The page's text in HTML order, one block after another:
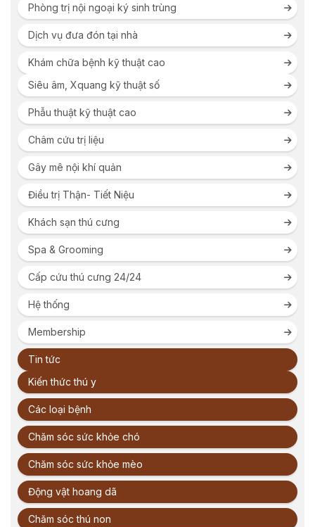
Phòng trị nội ngoại ký sinh trùng
Dịch vụ đưa đón tại nhà
Khám chữa bệnh kỹ thuật cao
Siêu âm, Xquang kỹ thuật số
Phẫu thuật kỹ thuật cao
Châm cứu trị liệu
Gây mê nội khí quản
Điều trị Thận- Tiết Niệu
Khách sạn thú cưng
Spa & Grooming
Cấp cứu thú cưng 24/24
Hệ thống
Membership
Tin tức
Kiến thức thú y
Các loại bệnh
Chăm sóc sức khỏe chó
Chăm sóc sức khỏe mèo
Động vật hoang dã
Chăm sóc thú non